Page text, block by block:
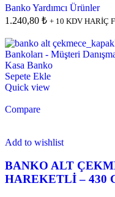
Banko Yardımcı Ürünler
1.240,80 ₺ + 10 KDV HARİÇ
Sepete Ekle
Quick view
Compare
Add to wishlist
BANKO ALT
HAREKETLİ – 430